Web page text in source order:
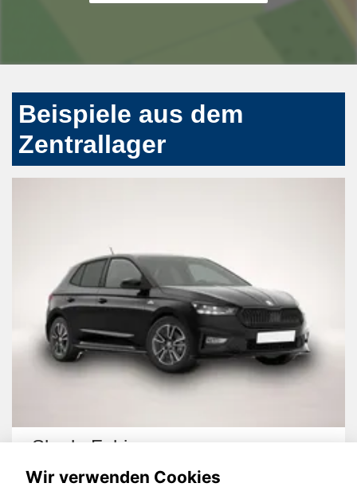
Beispiele aus dem
Zentrallager
Skoda Fabia
Wir verwenden Cookies